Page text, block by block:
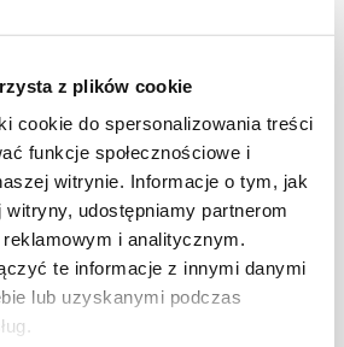
z plików cookie
cookie do spersonalizowania treści
funkcje społecznościowe i
witrynie. Informacje o tym, jak
udostępniamy partnerom
i analitycznym.
te informacje z innymi danymi
lub uzyskanymi podczas